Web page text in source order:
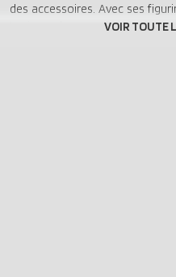
des accessoires. Avec ses
toujours de nouvelles histoires